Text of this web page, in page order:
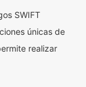
SWIFT
únicas de
realizar